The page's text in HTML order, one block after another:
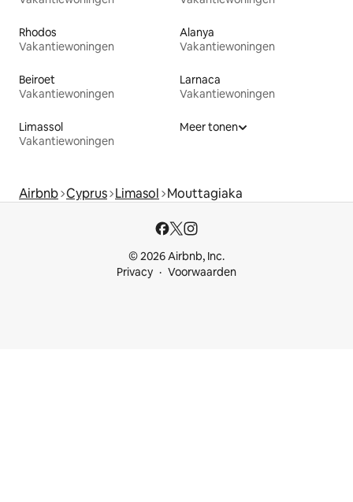
Rhodos
Vakantiewoningen
Alanya
Vakantiewoningen
Beiroet
Vakantiewoningen
Larnaca
Vakantiewoningen
Limassol
Vakantiewoningen
Meer tonen
Airbnb Cyprus Limasol Mouttagiaka
© 2026 Airbnb, Inc.
Privacy
Voorwaarden